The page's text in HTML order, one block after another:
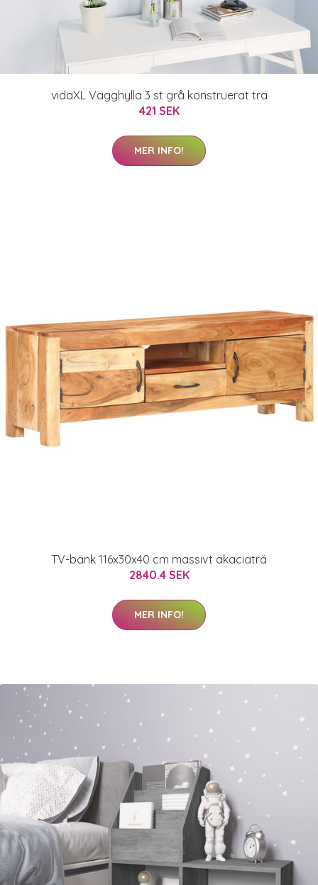
vidaXL Vägghylla 3 st grå konstruerat trä
421 SEK
MER INFO!
TV-bänk 116x30x40 cm massivt akaciaträ
2840.4 SEK
MER INFO!